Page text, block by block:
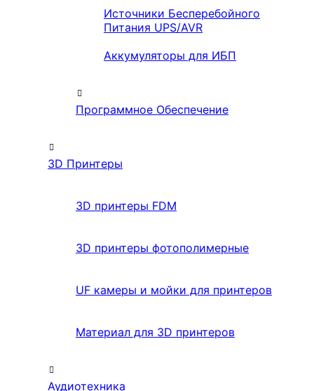
Источники Бесперебойного
Питания UPS/AVR
Аккумуляторы для ИБП
Программное Обеспечение
3D Принтеры
3D принтеры FDM
3D принтеры фотополимерные
UF камеры и мойки для принтеров
Материал для 3D принтеров
Аудиотехника